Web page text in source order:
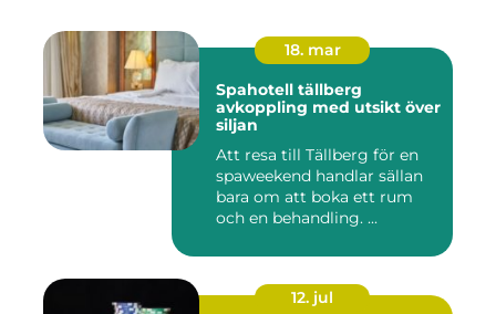
18. mar
Spahotell tällberg
avkoppling med utsikt över
siljan
Att resa till Tällberg för en
spaweekend handlar sällan
bara om att boka ett rum
och en behandling. ...
12. jul